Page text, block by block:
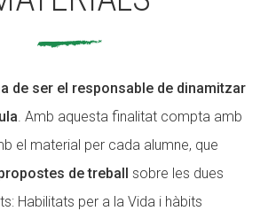
de ser el responsable de dinamitzar
. Amb aquesta finalitat compta amb
el material per cada alumne, que
de treball sobre les dues
Habilitats per a la Vida i hàbits